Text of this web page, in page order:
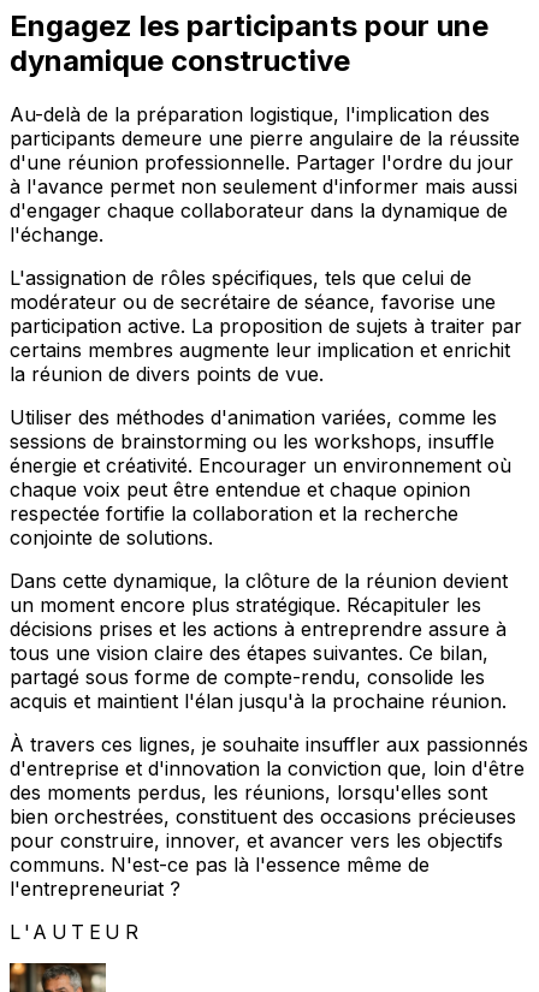
Engagez les participants pour une
dynamique constructive
Au-delà de la préparation logistique, l'implication des
participants demeure une pierre angulaire de la réussite
d'une réunion professionnelle. Partager l'ordre du jour
à l'avance permet non seulement d'informer mais aussi
d'engager chaque collaborateur dans la dynamique de
l'échange.
L'assignation de rôles spécifiques, tels que celui de
modérateur ou de secrétaire de séance, favorise une
participation active. La proposition de sujets à traiter par
certains membres augmente leur implication et enrichit
la réunion de divers points de vue.
Utiliser des méthodes d'animation variées, comme les
sessions de brainstorming ou les workshops, insuffle
énergie et créativité. Encourager un environnement où
chaque voix peut être entendue et chaque opinion
respectée fortifie la collaboration et la recherche
conjointe de solutions.
Dans cette dynamique, la clôture de la réunion devient
un moment encore plus stratégique. Récapituler les
décisions prises et les actions à entreprendre assure à
tous une vision claire des étapes suivantes. Ce bilan,
partagé sous forme de compte-rendu, consolide les
acquis et maintient l'élan jusqu'à la prochaine réunion.
À travers ces lignes, je souhaite insuffler aux passionnés
d'entreprise et d'innovation la conviction que, loin d'être
des moments perdus, les réunions, lorsqu'elles sont
bien orchestrées, constituent des occasions précieuses
pour construire, innover, et avancer vers les objectifs
communs. N'est-ce pas là l'essence même de
l'entrepreneuriat ?
L'AUTEUR